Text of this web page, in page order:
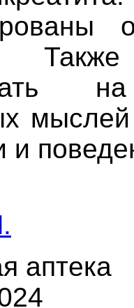
и
аптека